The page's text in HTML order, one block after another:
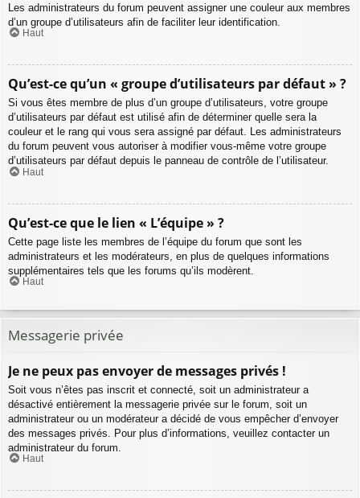
Les administrateurs du forum peuvent assigner une couleur aux membres
d’un groupe d’utilisateurs afin de faciliter leur identification.
Haut
Qu’est-ce qu’un « groupe d’utilisateurs par défaut » ?
Si vous êtes membre de plus d’un groupe d’utilisateurs, votre groupe
d’utilisateurs par défaut est utilisé afin de déterminer quelle sera la
couleur et le rang qui vous sera assigné par défaut. Les administrateurs
du forum peuvent vous autoriser à modifier vous-même votre groupe
d’utilisateurs par défaut depuis le panneau de contrôle de l’utilisateur.
Haut
Qu’est-ce que le lien « L’équipe » ?
Cette page liste les membres de l’équipe du forum que sont les
administrateurs et les modérateurs, en plus de quelques informations
supplémentaires tels que les forums qu’ils modèrent.
Haut
Messagerie privée
Je ne peux pas envoyer de messages privés !
Soit vous n’êtes pas inscrit et connecté, soit un administrateur a
désactivé entièrement la messagerie privée sur le forum, soit un
administrateur ou un modérateur a décidé de vous empêcher d’envoyer
des messages privés. Pour plus d’informations, veuillez contacter un
administrateur du forum.
Haut